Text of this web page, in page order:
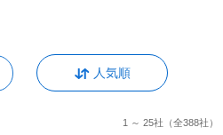
人気順
1 ～ 25社 （全388社）